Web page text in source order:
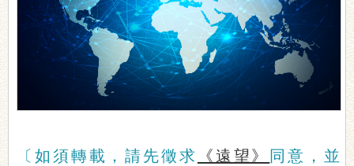
〔如須轉載，請先徵求 《遠望》
同意，並